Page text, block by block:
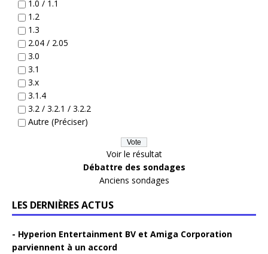
1.0 / 1.1
1.2
1.3
2.04 / 2.05
3.0
3.1
3.x
3.1.4
3.2 / 3.2.1 / 3.2.2
Autre (Préciser)
Voir le résultat
Débattre des sondages
Anciens sondages
LES DERNIÈRES ACTUS
Hyperion Entertainment BV et Amiga Corporation
parviennent à un accord